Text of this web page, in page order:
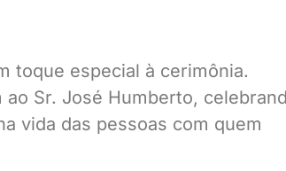
toque especial à cerimônia.
Sr. José Humberto,
vida das pessoas com quem